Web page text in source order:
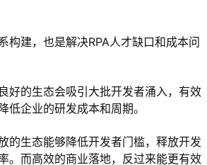
构建，也是解决RPA人才缺口和成本问
好的生态会吸引大批开发者涌入，有效
低企业的研发成本和周期。
的生态能够降低开发者门槛，释放开发
。而高效的商业落地，反过来能更有效